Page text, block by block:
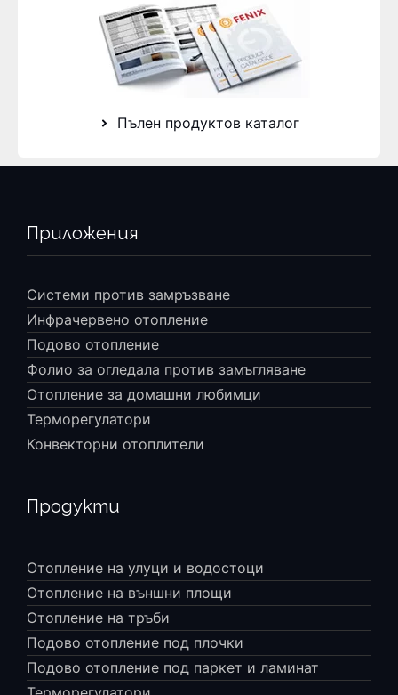
Пълен продуктов каталог
Приложения
Системи против замръзване
Инфрачервено отопление
Подово отопление
Фолио за огледала против замъгляване
Отопление за домашни любимци
Терморегулатори
Конвекторни отоплители
Продукти
Отопление на улуци и водостоци
Отопление на външни площи
Отопление на тръби
Подово отопление под плочки
Подово отопление под паркет и ламинат